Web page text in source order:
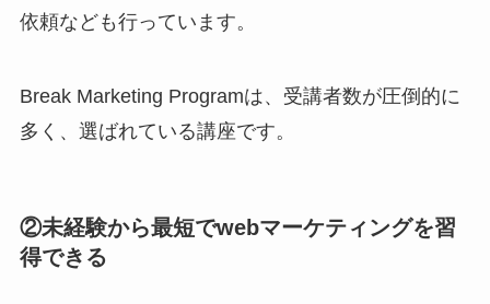
依頼なども行っています。
Break Marketing Programは、受講者数が圧倒的に
多く、選ばれている講座です。
②未経験から最短でwebマーケティングを習
得できる